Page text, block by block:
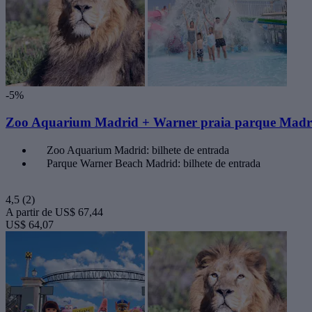
-5%
Zoo Aquarium Madrid + Warner praia parque
Zoo Aquarium Madrid: bilhete de entrada
Parque Warner Beach Madrid: bilhete de entrada
4,5 (2)
A partir de US$ 67,44
US$ 64,07